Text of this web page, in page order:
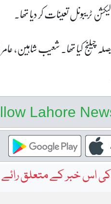
ٹریبونل تعینات کر دیا تھا۔
چیلنج کیا تھا۔ شعیب شاہین،
Lahore
اس خبر کے متعلق رائے